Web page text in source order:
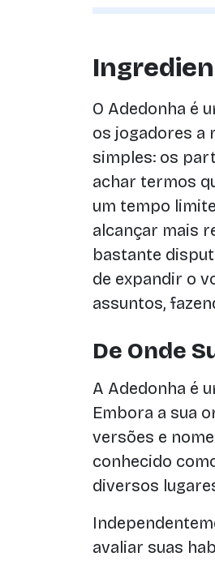
O Adedonha é
os jogadores a
simples: os
achar termos
um tempo
alcançar mais
bastante
de expandir o
assuntos,
De Onde
A Adedonha é
Embora a sua
versões e
conhecido
diversos
avaliar suas